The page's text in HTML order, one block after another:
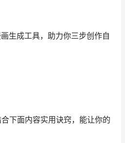
生成工具，助力你三步创作自
下面内容实用诀窍，能让你的